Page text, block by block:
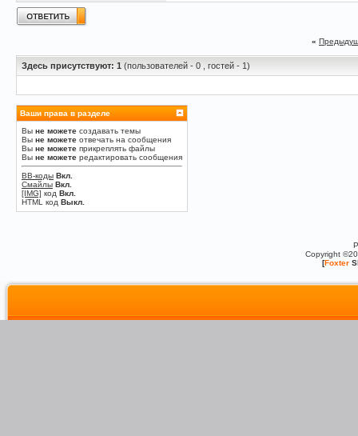
«
Здесь присутствуют: 1 (пользователей - 0 , гостей - 1)
Ваши права в разделе
Вы не можете создавать темы
Вы не можете отвечать на сообщения
Вы не можете прикреплять файлы
Вы не можете редактировать сообщения
BB-коды Вкл.
Смайлы Вкл.
[IMG] код Вкл.
HTML код Выкл.
Copyright
[Foxter